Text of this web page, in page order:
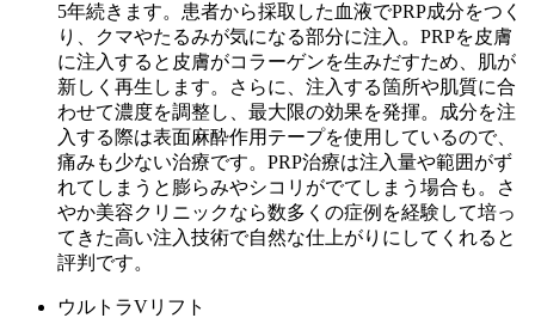
5年続きます。患者から採取した血液でPRP成分をつく
り、クマやたるみが気になる部分に注入。PRPを皮膚
に注入すると皮膚がコラーゲンを生みだすため、肌が
新しく再生します。さらに、注入する箇所や肌質に合
わせて濃度を調整し、最大限の効果を発揮。成分を注
入する際は表面麻酔作用テープを使用しているので、
痛みも少ない治療です。PRP治療は注入量や範囲がず
れてしまうと膨らみやシコリがでてしまう場合も。さ
やか美容クリニックなら数多くの症例を経験して培っ
てきた高い注入技術で自然な仕上がりにしてくれると
評判です。
ウルトラVリフト